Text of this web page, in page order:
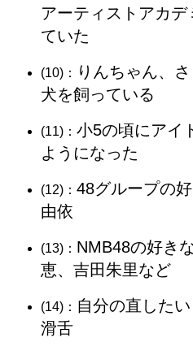
アーティストアカ
ていた
(10)：
りんちゃん、
犬を飼っている
(11)： 小5の頃にアイ
ようになった
(12)： 48グループの
由依
(13)： NMB48の好き
恵、吉田朱里など
(14)： 自分の直した
滑舌